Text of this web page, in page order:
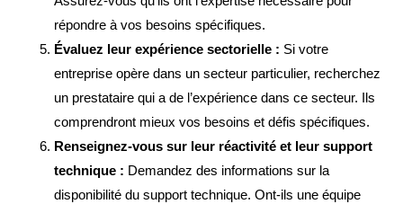
répondre à vos besoins spécifiques.
Évaluez leur expérience sectorielle : Si votre
entreprise opère dans un secteur particulier, recherchez
un prestataire qui a de l’expérience dans ce secteur. Ils
comprendront mieux vos besoins et défis spécifiques.
Renseignez-vous sur leur réactivité et leur support
technique : Demandez des informations sur la
disponibilité du support technique. Ont-ils une équipe